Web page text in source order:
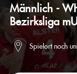
Männlich -
Bezirksliga
Spielort noch